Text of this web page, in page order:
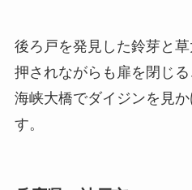
後ろ戸を発見した鈴芽と
押されながらも扉を閉じ
海峡大橋でダイジンを見
す。